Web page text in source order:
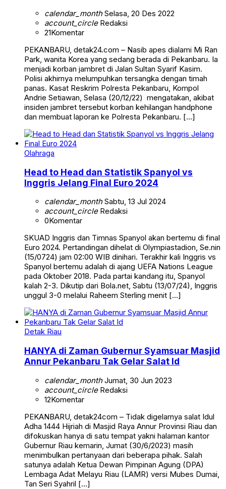
calendar_monthSelasa, 20 Des 2022
account_circleRedaksi
21Komentar
PEKANBARU, detak24.com – Nasib apes dialami Mi Ran
Park, wanita Korea yang sedang berada di Pekanbaru. Ia
menjadi korban jambret di Jalan Sultan Syarif Kasim.
Polisi akhirnya melumpuhkan tersangka dengan timah
panas. Kasat Reskrim Polresta Pekanbaru, Kompol
Andrie Setiawan, Selasa (20/12/22) mengatakan, akibat
insiden jambret tersebut korban kehilangan handphone
dan membuat laporan ke Polresta Pekanbaru. […]
Olahraga
Head to Head dan Statistik Spanyol vs
Inggris Jelang Final Euro 2024
calendar_monthSabtu, 13 Jul 2024
account_circleRedaksi
0Komentar
SKUAD Inggris dan Timnas Spanyol akan bertemu di final
Euro 2024. Pertandingan dihelat di Olympiastadion, Se.nin
(15/0724) jam 02:00 WIB dinihari. Terakhir kali Inggris vs
Spanyol bertemu adalah di ajang UEFA Nations League
pada Oktober 2018. Pada partai kandang itu, Spanyol
kalah 2-3. Dikutip dari Bola.net, Sabtu (13/07/24), Inggris
unggul 3-0 melalui Raheem Sterling menit […]
Detak Riau
HANYA di Zaman Gubernur Syamsuar Masjid
Annur Pekanbaru Tak Gelar Salat Id
calendar_monthJumat, 30 Jun 2023
account_circleRedaksi
12Komentar
PEKANBARU, detak24com – Tidak digelarnya salat Idul
Adha 1444 Hijriah di Masjid Raya Annur Provinsi Riau dan
difokuskan hanya di satu tempat yakni halaman kantor
Gubernur Riau kemarin, Jumat (30/6/2023) masih
menimbulkan pertanyaan dari beberapa pihak. Salah
satunya adalah Ketua Dewan Pimpinan Agung (DPA)
Lembaga Adat Melayu Riau (LAMR) versi Mubes Dumai,
Tan Seri Syahril […]